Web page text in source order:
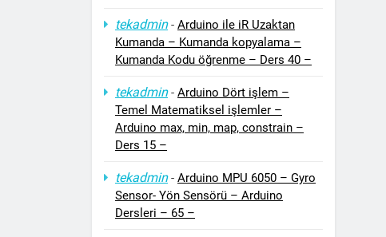
tekadmin- Arduino ile iR Uzaktan
Kumanda – Kumanda kopyalama –
Kumanda Kodu öğrenme – Ders 40 –
tekadmin- Arduino Dört işlem –
Temel Matematiksel işlemler –
Arduino max, min, map, constrain –
Ders 15 –
tekadmin- Arduino MPU 6050 – Gyro
Sensor- Yön Sensörü – Arduino
Dersleri – 65 –